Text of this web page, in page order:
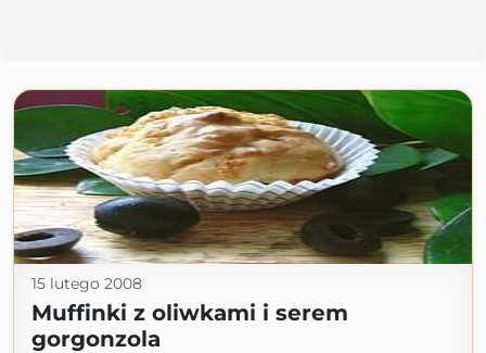
15 lutego 2008
Muffinki z oliwkami i serem
gorgonzola